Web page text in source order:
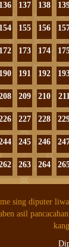
136 137 138
154 155 156
172 173 174
190 191 192
209 210
227 228
245 246
263 264
sing diputer
asil